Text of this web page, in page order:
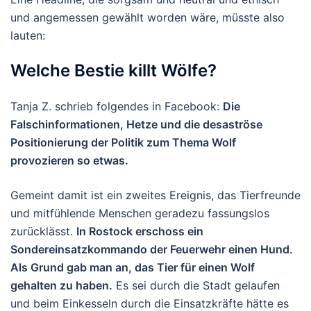
und angemessen gewählt worden wäre, müsste also
lauten:
Welche Bestie killt Wölfe?
Tanja Z. schrieb folgendes in Facebook: Die
Falschinformationen, Hetze und die desaströse
Positionierung der Politik zum Thema Wolf
provozieren so etwas.
Gemeint damit ist ein zweites Ereignis, das Tierfreunde
und mitfühlende Menschen geradezu fassungslos
zurücklässt. In Rostock erschoss ein
Sondereinsatzkommando der Feuerwehr einen Hund.
Als Grund gab man an, das Tier für einen Wolf
gehalten zu haben. Es sei durch die Stadt gelaufen
und beim Einkesseln durch die Einsatzkräfte hätte es